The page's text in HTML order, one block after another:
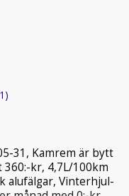
31, Kamrem är bytt
kr, 4,7L/100km
alufälgar, Vinterhjul-